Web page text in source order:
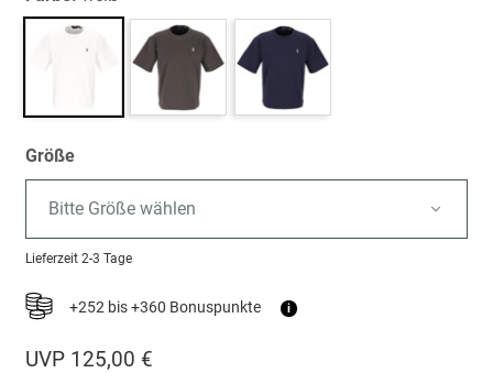
Größe
Bitte Größe wählen
Lieferzeit 2-3 Tage
+252 bis +360 Bonuspunkte i
UVP 125,00 €